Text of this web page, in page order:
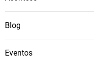
Blog
Eventos